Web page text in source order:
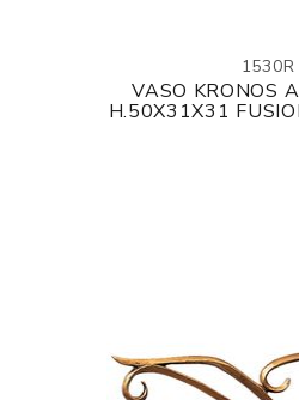
1530R
VASO KRONOS
H.50X31X31